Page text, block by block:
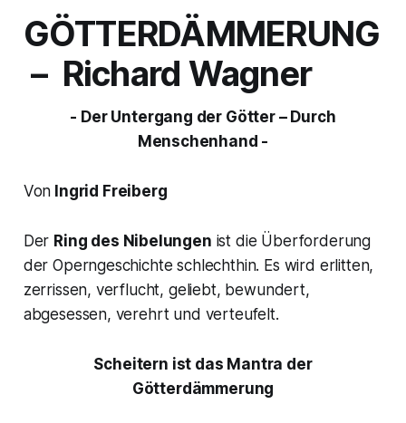
GÖTTERDÄMMERUNG
– Richard Wagner
- Der Untergang der Götter – Durch
Menschenhand -
Von Ingrid Freiberg
Der Ring des Nibelungen ist die Überforderung
der Operngeschichte schlechthin. Es wird erlitten,
zerrissen, verflucht, geliebt, bewundert,
abgesessen, verehrt und verteufelt.
Scheitern ist das Mantra der
Götterdämmerung